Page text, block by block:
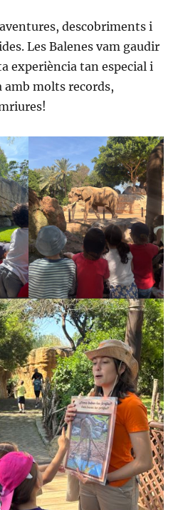
descobriments i
Les Balenes vam gaudir
experiència tan especial i
amb molts records,